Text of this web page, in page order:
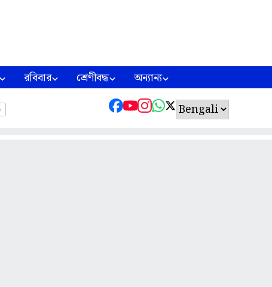
রবিবার শ্রেণীবদ্ধ অন্যান্য